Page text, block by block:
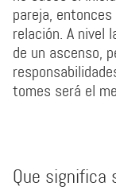
pareja,
relación. A nivel
de un ascenso,
tomes será el
Que significa